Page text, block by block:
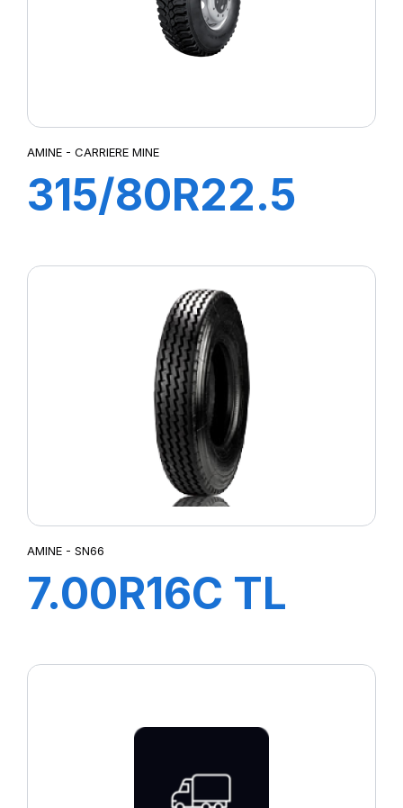
AMINE - CARRIERE MINE
315/80R22.5
T 156/150K
AMINE - SN66
7.00R16C TL